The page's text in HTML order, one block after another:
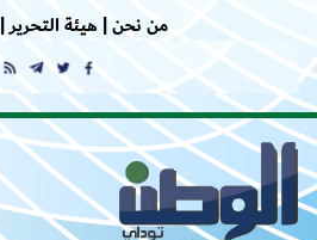
من نحن |هيئة التحرير |